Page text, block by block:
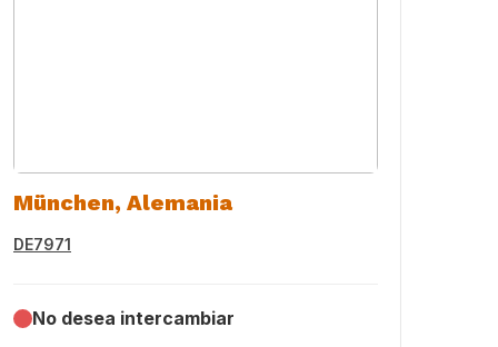
München, Alemania
DE7971
No desea intercambiar